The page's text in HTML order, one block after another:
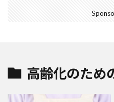
高齢化のため